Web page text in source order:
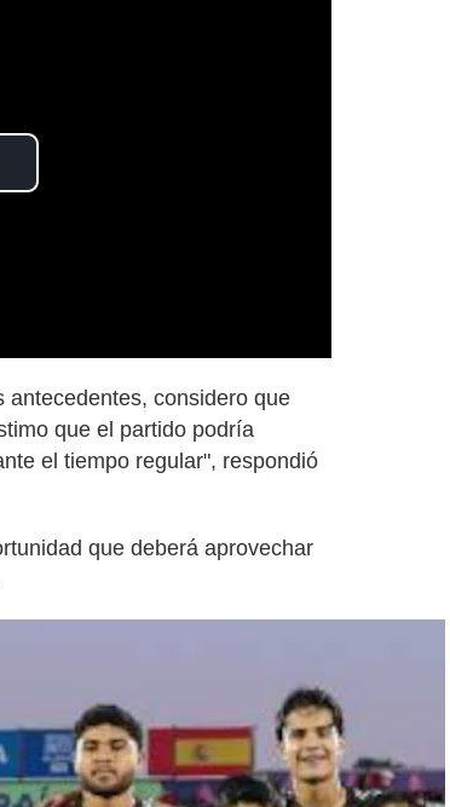
antecedentes, considero que
que el partido podría
el tiempo regular", respondió
que deberá aprovechar